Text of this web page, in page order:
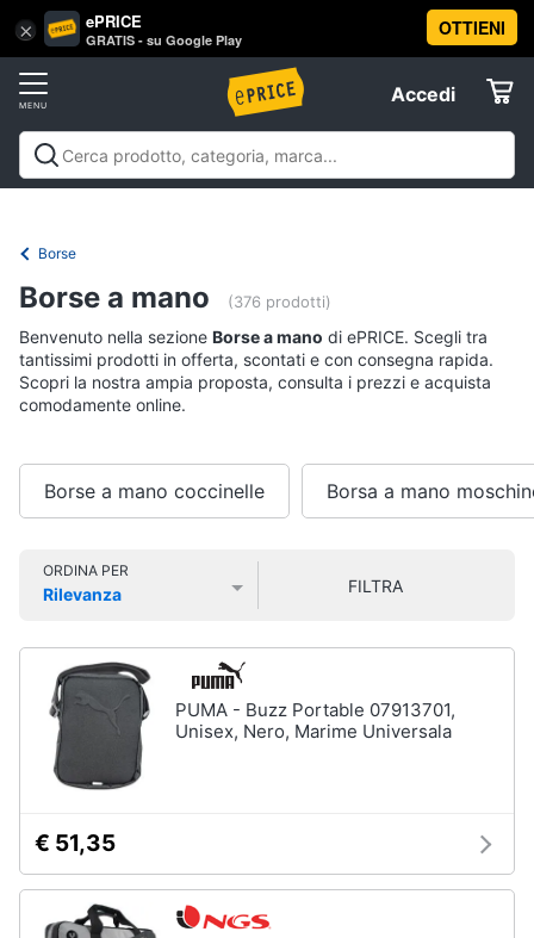
× ePRICE
GRATIS - su Google Play
OTTIENI
Accedi
Accedi
Registrati
Offerte
Telefonia
Tv
Home
Cinema
home
Audio
e
musica
Arredo
Vai
al
Abbigliamento
Donna
donna
Cappotto
donna
Felpa
donna
Felpa
Cravatta
Piumino
uomo
Giacca
uomo
Bambino
Borse
Borse a mano (376 prodotti)
Benvenuto nella sezione Borse a mano di ePRICE. Scegli tra
tantissimi prodotti in offerta, scontati e con consegna rapida.
Scopri la nostra ampia proposta, consulta i prezzi e acquista
comodamente online.
Borse a mano coccinelle Borsa a mano
ORDINA PER
Rilevanza
FILTRA
PUMA - Buzz Portable 07913701,
Unisex, Nero, Marime Universala
€ 51,35